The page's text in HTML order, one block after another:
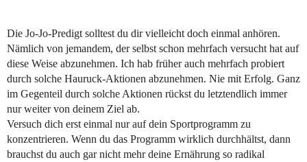
Die Jo-Jo-Predigt solltest du dir vielleicht doch einmal anhören.
Nämlich von jemandem, der selbst schon mehrfach versucht hat auf
diese Weise abzunehmen. Ich hab früher auch mehrfach probiert
durch solche Hauruck-Aktionen abzunehmen. Nie mit Erfolg. Ganz
im Gegenteil durch solche Aktionen rückst du letztendlich immer
nur weiter von deinem Ziel ab.
Versuch dich erst einmal nur auf dein Sportprogramm zu
konzentrieren. Wenn du das Programm wirklich durchhältst, dann
brauchst du auch gar nicht mehr deine Ernährung so radikal